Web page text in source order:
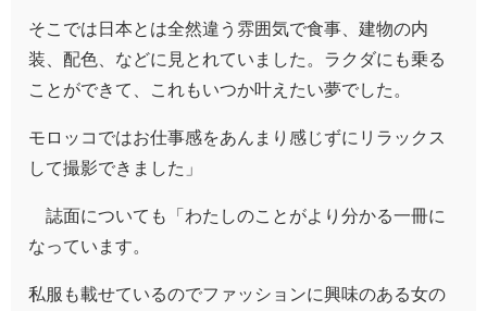
そこでは日本とは全然違う雰囲気で食事、建物の内
装、配色、などに見とれていました。ラクダにも乗る
ことができて、これもいつか叶えたい夢でした。
モロッコではお仕事感をあんまり感じずにリラックス
して撮影できました」
誌面についても「わたしのことがより分かる一冊に
なっています。
私服も載せているのでファッションに興味のある女の